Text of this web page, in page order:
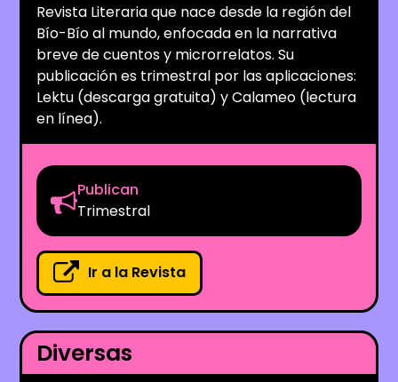
Revista Literaria que nace desde la región del
Bío-Bío al mundo, enfocada en la narrativa
breve de cuentos y microrrelatos. Su
publicación es trimestral por las aplicaciones:
Lektu (descarga gratuita) y Calameo (lectura
en línea).
Publican
Trimestral
Ir a la Revista
Diversas